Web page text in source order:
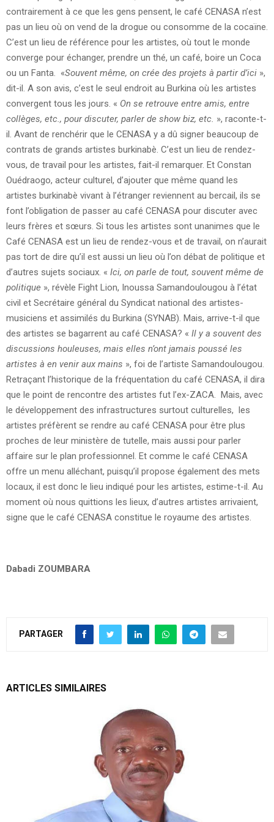
contrairement à ce que les gens pensent, le café CENASA n’est
pas un lieu où on vend de la drogue ou consomme de la cocaïne.
C’est un lieu de référence pour les artistes, où tout le monde
converge pour échanger, prendre un thé, un café, boire un Coca
ou un Fanta. «Souvent même, on crée des projets à partir d’ici »,
dit-il. A son avis, c’est le seul endroit au Burkina où les artistes
convergent tous les jours. « On se retrouve entre amis, entre
collèges, etc., pour discuter, parler de show biz, etc. », raconte-t-
il. Avant de renchérir que le CENASA y a dû signer beaucoup de
contrats de grands artistes burkinabè. C’est un lieu de rendez-
vous, de travail pour les artistes, fait-il remarquer. Et Constan
Ouédraogo, acteur culturel, d’ajouter que même quand les
artistes burkinabè vivant à l’étranger reviennent au bercail, ils se
font l’obligation de passer au café CENASA pour discuter avec
leurs frères et sœurs. Si tous les artistes sont unanimes que le
Café CENASA est un lieu de rendez-vous et de travail, on n’aurait
pas tort de dire qu’il est aussi un lieu où l’on débat de politique et
d’autres sujets sociaux. « Ici, on parle de tout, souvent même de
politique », révèle Fight Lion, Inoussa Samandoulougou à l’état
civil et Secrétaire général du Syndicat national des artistes-
musiciens et assimilés du Burkina (SYNAB). Mais, arrive-t-il que
des artistes se bagarrent au café CENASA? « Il y a souvent des
discussions houleuses, mais elles n’ont jamais poussé les
artistes à en venir aux mains », foi de l’artiste Samandoulougou.
Retraçant l’historique de la fréquentation du café CENASA, il dira
que le point de rencontre des artistes fut l’ex-ZACA. Mais, avec
le développement des infrastructures surtout culturelles, les
artistes préfèrent se rendre au café CENASA pour être plus
proches de leur ministère de tutelle, mais aussi pour parler
affaire sur le plan professionnel. Et comme le café CENASA
offre un menu alléchant, puisqu’il propose également des mets
locaux, il est donc le lieu indiqué pour les artistes, estime-t-il. Au
moment où nous quittions les lieux, d’autres artistes arrivaient,
signe que le café CENASA constitue le royaume des artistes.
Dabadi ZOUMBARA
PARTAGER
ARTICLES SIMILAIRES